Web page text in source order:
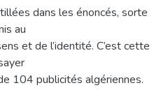
dans les énoncés, sorte
au
et de l’identité. C’est cette
104 publicités algériennes.